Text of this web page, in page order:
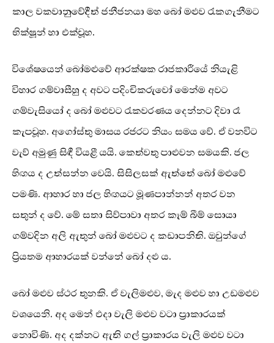
කාල වකවානුවේදීත් ජනීජනයා මහ බෝ මළුව රැකගැනීමට
භික්ෂූන් හා එක්වූහ.
විශේෂයෙන් බෝමළුවේ ආරක්ෂක රාජකාරීයේ නියැළි
විහාර ගම්වාසීහු ද අවට පදිංචිකරුවෝ මෙන්ම අවට
ගම්වැසියෝ ද බෝ මළුවට රැකවරණය දෙන්නට දිවා රෑ
කැපවූහ. අගෝස්තු මාසය රජරට නියං සමය වේ. ඒ වනවිට
වැව් අමුණු සිඳී වියළී යයි. කෙත්වතු පාළුවන සමයකි. ජල
හිඟය ද උත්සන්න වෙයි. සිසිලසක් ඇත්තේ බෝ මළුවේ
පමණි. ආහාර හා ජල හිඟයට මූණපාන්නන් අතර වන
සතුන් ද වේ. මේ සතා සිව්පාවා අතර කෑම් බීම් සොයා
ගම්වදින අලි ඇතුන් බෝ මළුවට ද කඩාපනිති. ඔවුන්ගේ
ප්‍රියතම ආහාරයක් වන්නේ බෝ දළු ය.
බෝ මළුව ස්ථර තුනකි. ඒ වැලිමළුව, මැද මළුව හා උඩමළුව
වශයෙනි. අද මෙන් එදා වැලි මළුව වටා ප්‍රාකාරයක්
නොවිණි. අද දක්නට ඇති ගල් ප්‍රාකාරය වැලි මළුව වටා